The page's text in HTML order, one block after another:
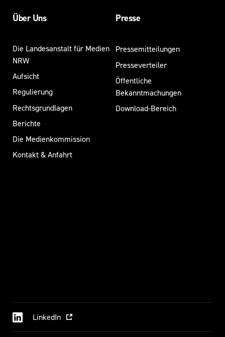
Über Uns
Die Landesanstalt für Medien
NRW
Aufsicht
Regulierung
Rechtsgrundlagen
Berichte
Die Medienkommission
Kontakt & Anfahrt
Presse
Pressemitteilungen
Presseverteiler
Öffentliche
Bekanntmachungen
Download-Bereich
LinkedIn